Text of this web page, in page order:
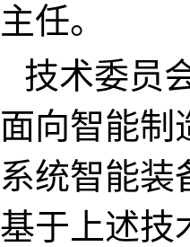
主任。
技术委员
面向智能制
系统智能装
基于上述技